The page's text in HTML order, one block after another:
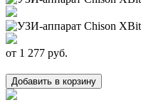
от 1 277 руб.
Добавить в корзину